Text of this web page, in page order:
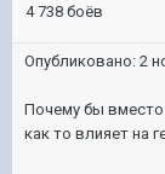
4 738 боёв
Опубликовано: 2
Почему бы вместо
как то влияет на